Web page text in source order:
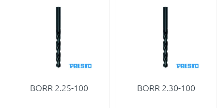
BORR 2.25-100 BORR 2.30-100